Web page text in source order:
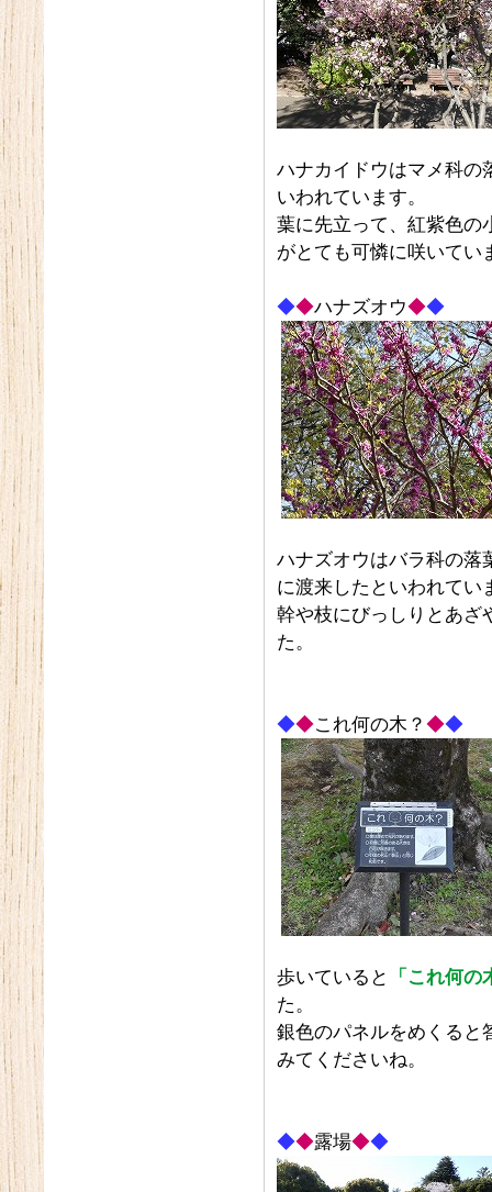
ハナカイドウはマメ科の
いわれています。
葉に先立って、紅紫色の
がとても可憐に咲いてい
◆◆ハナズオウ◆◆
ハナズオウはバラ科の落
に渡来したといわれてい
幹や枝にびっしりとあざ
た。
◆◆これ何の木？ ◆◆
歩いていると
「これ何の
た。
銀色のパネルをめくると
みてくださいね。
◆◆露場◆◆